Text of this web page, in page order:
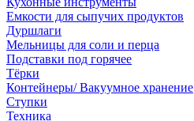
Емкости для сыпучих продуктов
Дуршлаги
Мельницы для соли и перца
Подставки под горячее
Тёрки
Контейнеры/ Вакуумное хранение
Ступки
Техника